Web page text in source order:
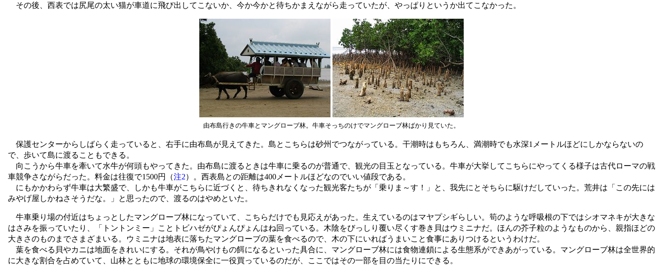
その後、西表では尻尾の太い猫が車道に飛び出してこないか、今か今かと待ちかまえながら走っていたが、やっぱりというか出てこなかった。
由布島行きの牛車とマングローブ林。牛車そっちのけでマングローブ林ばかり見ていた。
保護センターからしばらく走っていると、右手に由布島が見えてきた。島とこちらは砂州でつながっている。干潮時はもちろん、満潮時でも水深1メートルほどにしかならないの
で、歩いて島に渡ることもできる。
向こうから牛車を牽いて水牛が何頭もやってきた。由布島に渡るときは牛車に乗るのが普通で、観光の目玉となっている。牛車が大挙してこちらにやってくる様子は古代ローマの戦
車競争さながらだった。料金は往復で1500円（注2）。西表島との距離は400メートルほどなのでいい値段である。
にもかかわらず牛車は大繁盛で、しかも牛車がこちらに近づくと、待ちきれなくなった観光客たちが「乗りま～す！」と、我先にとそちらに駆けだしていった。荒井は「この先には
みやげ屋しかねさそうだな。」と思ったので、渡るのはやめといた。
牛車乗り場の付近はちょっとしたマングローブ林になっていて、こちらだけでも見応えがあった。生えているのはマヤプシギらしい。筍のような呼吸根の下ではシオマネキが大きな
はさみを振っていたり、「トントンミー」ことトビハゼがぴょんぴょんはね回っている。木陰をびっしり覆い尽くす巻き貝はウミニナだ。ほんの芥子粒のようなものから、親指ほどの
大きさのものまでさまざまいる。ウミニナは地表に落ちたマングローブの葉を食べるので、木の下にいればうまいこと食事にありつけるというわけだ。
葉を食べる貝やカニは地面をきれいにする。それが鳥やけもの餌になるといった具合に、マングローブ林には食物連鎖による生態系ができあがっている。マングローブ林は全世界的
に大きな割合を占めていて、山林とともに地球の環境保全に一役買っているのだが、ここではその一部を目の当たりにできる。